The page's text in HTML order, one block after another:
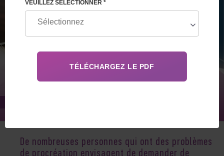
De nombreuses personnes qui ont des problèmes
de procréation envisagent de demander de
VEUILLEZ SÉLECTIONNER *